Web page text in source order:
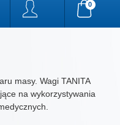
0
masy. Wagi TANITA
na wykorzystywania